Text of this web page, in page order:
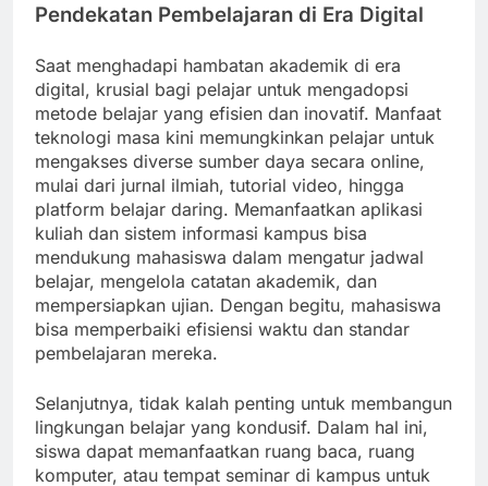
Pendekatan Pembelajaran di Era Digital
Saat menghadapi hambatan akademik di era
digital, krusial bagi pelajar untuk mengadopsi
metode belajar yang efisien dan inovatif. Manfaat
teknologi masa kini memungkinkan pelajar untuk
mengakses diverse sumber daya secara online,
mulai dari jurnal ilmiah, tutorial video, hingga
platform belajar daring. Memanfaatkan aplikasi
kuliah dan sistem informasi kampus bisa
mendukung mahasiswa dalam mengatur jadwal
belajar, mengelola catatan akademik, dan
mempersiapkan ujian. Dengan begitu, mahasiswa
bisa memperbaiki efisiensi waktu dan standar
pembelajaran mereka.
Selanjutnya, tidak kalah penting untuk membangun
lingkungan belajar yang kondusif. Dalam hal ini,
siswa dapat memanfaatkan ruang baca, ruang
komputer, atau tempat seminar di kampus untuk